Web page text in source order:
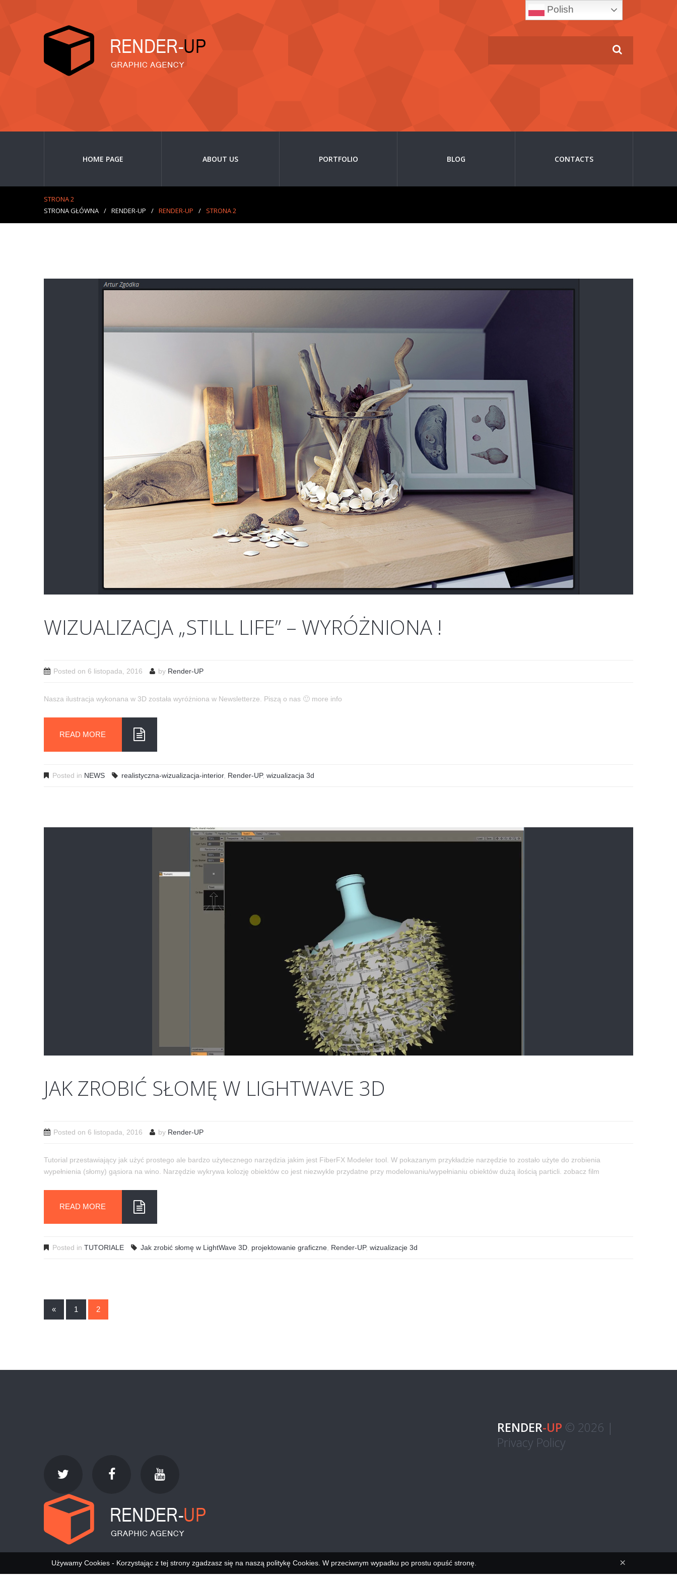
HOME PAGE ABOUT US PORTFOLIO BLOG CONTACTS
STRONA 2
STRONA GŁÓWNA / RENDER-UP / RENDER-UP / STRONA 2
WIZUALIZACJA „STILL LIFE” – WYRÓŻNIONA !
Posted on 6 listopada, 2016 by Render-UP
Nasza ilustracja wykonana w 3D została wyróżniona w Newsletterze. Piszą o nas 🙂 more info
READ MORE
Posted in NEWS realistyczna-wizualizacja-interior, Render-UP, wizualizacja 3d
JAK ZROBIĆ SŁOMĘ W LIGHTWAVE 3D
Posted on 6 listopada, 2016 by Render-UP
Tutorial przestawiający jak użyć prostego ale bardzo użytecznego narzędzia jakim jest FiberFX Modeler tool. W pokazanym przykładzie narzędzie to zostało użyte do zrobienia
wypełnienia (słomy) gąsiora na wino. Narzędzie wykrywa kolozję obiektów co jest niezwykle przydatne przy modelowaniu/wypełnianiu obiektów dużą ilością particli. zobacz film
READ MORE
Posted in TUTORIALE Jak zrobić słomę w LightWave 3D projektowanie graficzne Render-UP, wizualizacje 3d
PAGES:
« 1 2
RENDER-UP © 2026 |
Privacy Policy
Polish
×
Używamy Cookies - Korzystając z tej strony zgadzasz się na naszą politykę Cookies. W przeciwnym wypadku po prostu opuść stronę.